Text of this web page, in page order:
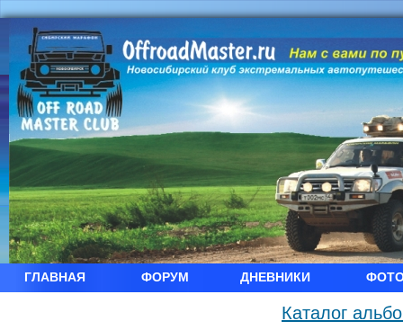
ГЛАВНАЯ ФОРУМ ДНЕВНИКИ
Каталог